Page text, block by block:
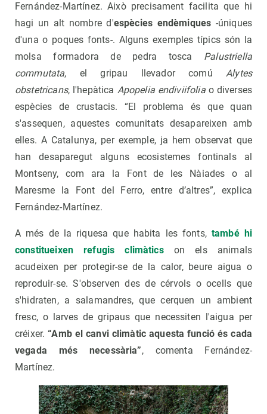
Fernández-Martínez. Això precisament facilita que hi
hagi un alt nombre d'espècies endèmiques -úniques
d'una o poques fonts-. Alguns exemples típics són la
molsa formadora de pedra tosca Palustriella
commutata, el gripau llevador comúAlytes
obstetricans, l'hepàtica Apopelia endiviifoliao diverses
espècies de crustacis. “El problema és que quan
s'assequen, aquestes comunitats desapareixen amb
elles. A Catalunya, per exemple, ja hem observat que
han desaparegut alguns ecosistemes fontinals al
Montseny, com ara la Font de les Nàiades o al
Maresme la Font del Ferro, entre d’altres”, explica
Fernández-Martínez.
A més de la riquesa que habita les fonts, també hi
constitueixen refugis climàticson els animals
acudeixen per protegir-se de la calor, beure aigua o
reproduir-se. S'observen des de cérvols o ocells que
s'hidraten, a salamandres, que cerquen un ambient
fresc, o larves de gripaus que necessiten l'aigua per
créixer.“Amb el canvi climàtic aquesta funció és cada
vegada més necessària”, comenta Fernández-
Martínez.